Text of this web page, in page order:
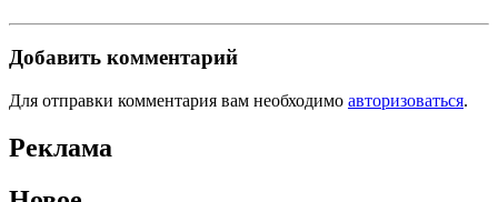
Добавить комментарий
Для отправки комментария вам необходимо авторизоваться.
Реклама